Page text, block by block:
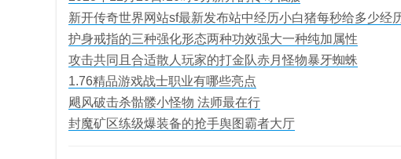
新开传奇世界网站sf最新发布站中经历小白猪每秒给多少经
护身戒指的三种强化形态两种功效强大一种纯加属性
攻击共同且合适散人玩家的打金队赤月怪物暴牙蜘蛛
1.76精品游戏战士职业有哪些亮点
飓风破击杀骷髅小怪物 法师最在行
封魔矿区练级爆装备的抢手舆图霸者大厅